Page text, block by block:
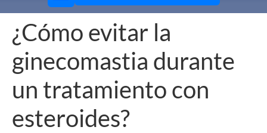
¿Cómo evitar la
ginecomastia durante
un tratamiento con
esteroides?